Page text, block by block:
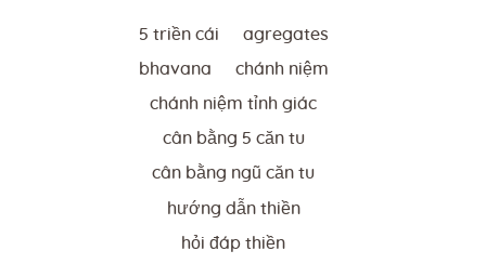
5 triền cái agregates
bhavana chánh niệm
chánh niệm tỉnh giác
cân bằng 5 căn tu
cân bằng ngũ căn tu
hướng dẫn thiền
hỏi đáp thiền